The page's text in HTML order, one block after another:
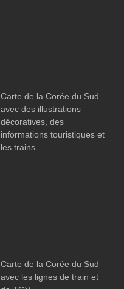
Carte de la Corée du Sud
avec des illustrations
décoratives, des
informations touristiques et
les trains.
Carte de la Corée du Sud
avec les lignes de train et